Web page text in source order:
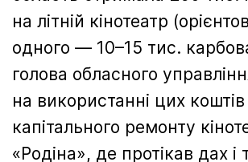
на літній кінотеатр
одного — 10–15 тис.
голова обласного
на використанні цих
капітального ремонту
«Родіна», де протікав дах і